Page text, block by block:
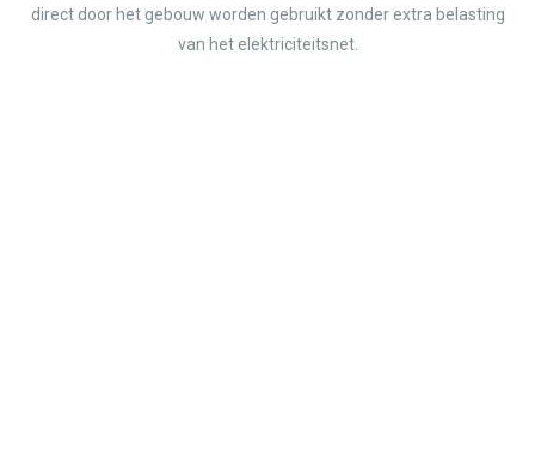
direct door het gebouw worden gebruikt zonder extra belasting
van het elektriciteitsnet.